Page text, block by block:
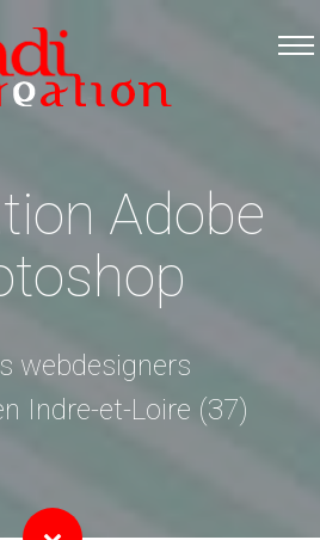
Accueil
Les formations
Logiciels Libres
Infos pratiques
Contact
Adobe
webdesigners
Indre-et-Loire (37)